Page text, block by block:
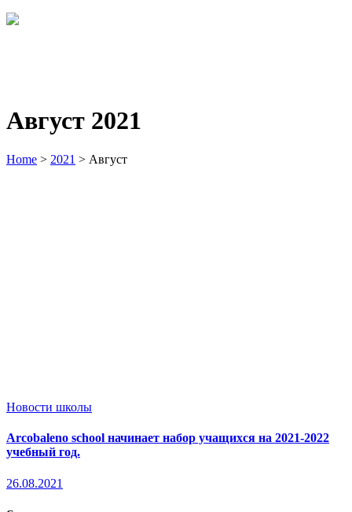
Август 2021
Home > 2021 > Август
Новости школы
Arcobaleno school начинает набор учащихся на 2021-2022
учебный год.
26.08.2021